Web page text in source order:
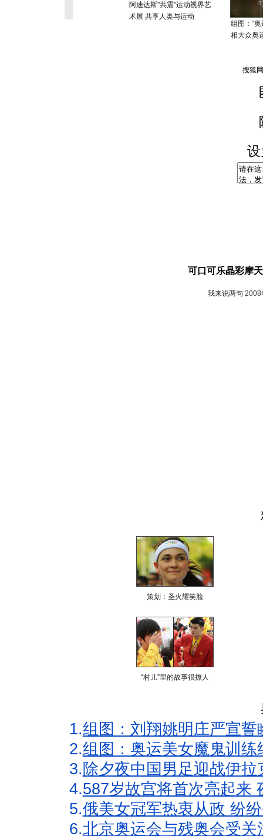
阿迪达斯"共震"运动视界艺
术展 共享人类与运动
组图：“
相大众奥
可口可乐晶彩摩
我来说两句 2008
策划：圣火耀笑脸
“村儿”里的故事很撩人
1.组图：刘翔姚明庄严宣
2.组图：奥运美女魔鬼训
3. 除夕夜中国男足迎战伊
4.587岁故宫将首次亮起来
5.俄美女冠军热衷从政 纷
6.北京奥运会与残奥会受